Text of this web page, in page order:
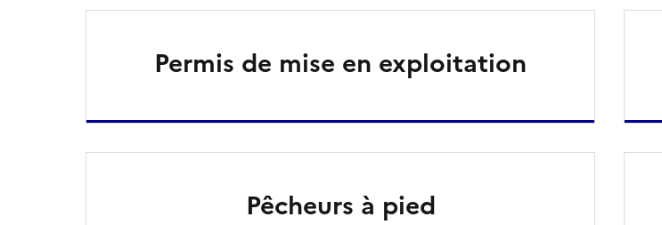
Permis de mise en exploitation
Pêcheurs à pied